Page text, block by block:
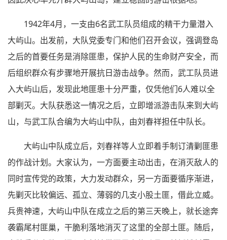
1942年4月，一支由6名武工队员组成的精干力量潜入
大屿山。出发前，大队党委专门和他们召开会议，强调登岛
之后的首要任务是消除匪患，保护人民的生命财产安全，而
后组织群众有步骤地开展抗日游击战争。然而，武工队员进
入大屿山后，发现此地匪患十分严重，仅凭他们6人难以全
部剿灭。大队获悉这一情况之后，立即增派游击队来到大屿
山，与武工队合编为大屿山中队，由刘春祥担任中队长。
大屿山中队成立后，刘春祥等人立即着手制订清剿匪患
的作战计划。大家认为，一方面要主动出击，在消灭敌人的
同时宣传党的政策，大力发动群众，另一方面要循序渐进，
先剿灭比较偏远、孤立、薄弱的几支小股土匪，借此立威。
兵贵神速，大屿山中队在成立之后的第三天晚上，就长途奔
袭霸尾村匪巢，干脆利落地消灭了这里的全部土匪。随后，